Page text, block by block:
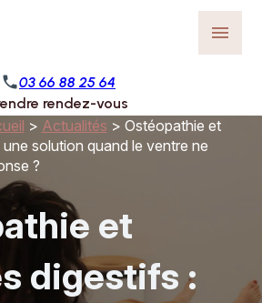
menu
phone03 66 88 25 64
rendez-vous
> Actualités > Ostéopathie et
solution quand le ventre ne
?
et
digestifs :
cookies